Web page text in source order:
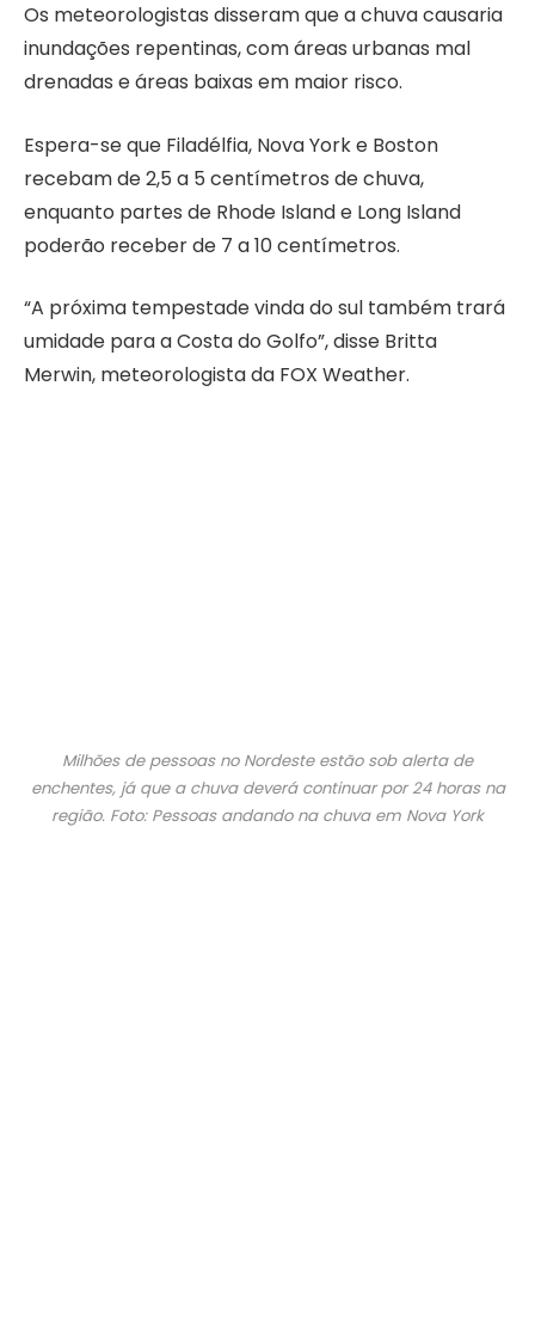
Os meteorologistas disseram que a chuva causaria
inundações repentinas, com áreas urbanas mal
drenadas e áreas baixas em maior risco.
Espera-se que Filadélfia, Nova York e Boston
recebam de 2,5 a 5 centímetros de chuva,
enquanto partes de Rhode Island e Long Island
poderão receber de 7 a 10 centímetros.
“A próxima tempestade vinda do sul também trará
umidade para a Costa do Golfo”, disse Britta
Merwin, meteorologista da FOX Weather.
Milhões de pessoas no Nordeste estão sob alerta de
enchentes, já que a chuva deverá continuar por 24 horas na
região. Foto: Pessoas andando na chuva em Nova York